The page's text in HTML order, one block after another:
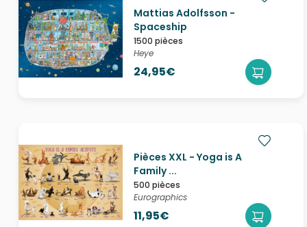
Mattias Adolfsson -
Spaceship
1500 pièces
Heye
24,95€
Pièces XXL - Yoga is A
Family ...
500 pièces
Eurographics
11,95€